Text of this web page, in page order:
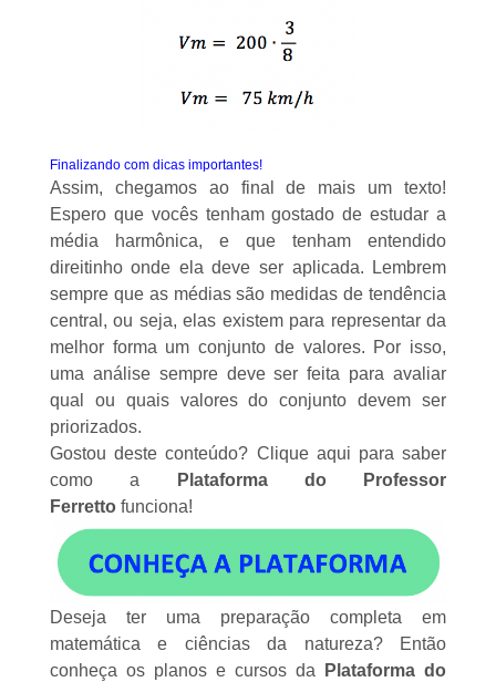
Finalizando com dicas importantes!
Assim, chegamos ao final de mais um texto!
Espero que vocês tenham gostado de estudar a
média harmônica, e que tenham entendido
direitinho onde ela deve ser aplicada. Lembrem
sempre que as médias são medidas de tendência
central, ou seja, elas existem para representar da
melhor forma um conjunto de valores. Por isso,
uma análise sempre deve ser feita para avaliar
qual ou quais valores do conjunto devem ser
priorizados.
Gostou deste conteúdo? Clique aqui para saber
como a
Plataforma do Professor
Ferrettofunciona!
Deseja ter uma preparação completa em
matemática e ciências da natureza? Então
conheça os planos e cursos da
Plataforma do